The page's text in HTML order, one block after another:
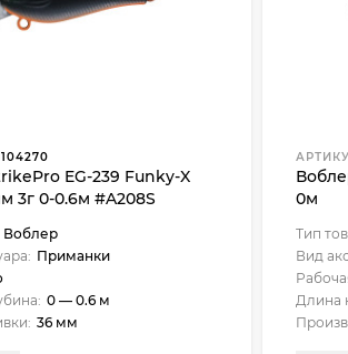
EG-239 Funky-X
3г 0-0.6м #A208S
Воблер
Приманки
0 — 0.6 м
36 мм
0м
Тип
Вид
Длина